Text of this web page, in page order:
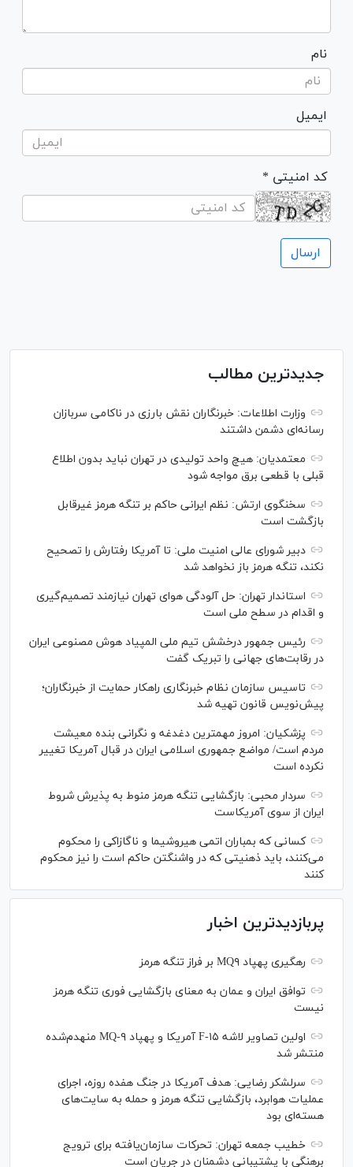
نام
ایمیل
* کد امنیتی
جدیدترین مطالب
وزارت اطلاعات: خبرنگاران نقش بارزی در ناکامی سربازان
رسانه‌ای دشمن داشتند
معتمدیان: هیچ واحد تولیدی در تهران نباید بدون اطلاع
قبلی با قطعی برق مواجه شود
سخنگوی ارتش: نظم ایرانی حاکم بر تنگه هرمز غیرقابل
بازگشت است
دبیر شورای عالی امنیت ملی: تا آمریکا رفتارش را تصحیح
نکند، تنگه هرمز باز نخواهد شد
استاندار تهران: حل آلودگی هوای تهران نیازمند تصمیم‌گیری
و اقدام در سطح ملی است
رئیس جمهور درخشش تیم ملی المپیاد هوش مصنوعی ایران
در رقابت‌های جهانی را تبریک گفت
تاسیس سازمان نظام خبرنگاری راهکار حمایت از خبرنگاران؛
پیش‌نویس قانون تهیه شد
پزشکیان: امروز مهمترین دغدغه و نگرانی بنده معیشت
مردم است/ مواضع جمهوری اسلامی ایران در قبال آمریکا تغییر
نکرده است
سردار محبی: بازگشایی تنگه هرمز منوط به پذیرش شروط
ایران از سوی آمریکاست
کسانی که بمباران اتمی هیروشیما و ناگازاکی را محکوم
می‌کنند، باید ذهنیتی که در واشنگتن حاکم است را نیز محکوم
کنند
پربازدیدترین اخبار
رهگیری پهپاد MQ۹ بر فراز تنگه هرمز
توافق ایران و عمان به معنای بازگشایی فوری تنگه هرمز
نیست
اولین تصاویر لاشه F-۱۵ آمریکا و پهپاد MQ-۹ منهدم‌شده
منتشر شد
سرلشکر رضایی: هدف آمریکا در جنگ هفده روزه، اجرای
عملیات هوابرد، بازگشایی تنگه هرمز و حمله به سایت‌های
هسته‌ای بود
خطیب جمعه تهران: تحرکات سازمان‌یافته برای ترویج
برهنگی با پشتیبانی دشمنان در جریان است